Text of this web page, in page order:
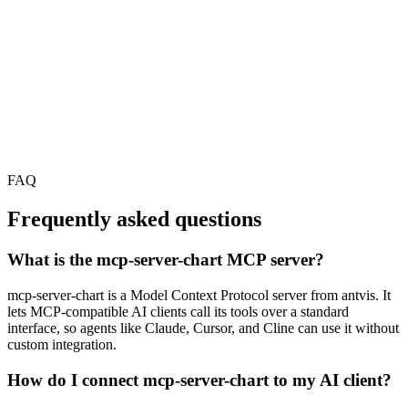
FAQ
Frequently asked questions
What is the mcp-server-chart MCP server?
mcp-server-chart is a Model Context Protocol server from antvis. It
lets MCP-compatible AI clients call its tools over a standard
interface, so agents like Claude, Cursor, and Cline can use it without
custom integration.
How do I connect mcp-server-chart to my AI client?